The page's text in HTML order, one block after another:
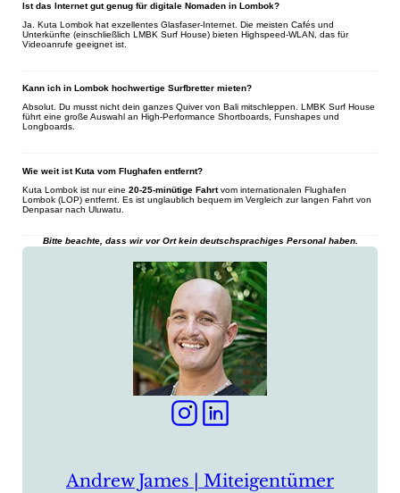
Ist das Internet gut genug für digitale Nomaden in Lombok?
Ja. Kuta Lombok hat exzellentes Glasfaser-Internet. Die meisten Cafés und
Unterkünfte (einschließlich LMBK Surf House) bieten Highspeed-WLAN, das für
Videoanrufe geeignet ist.
Kann ich in Lombok hochwertige Surfbretter mieten?
Absolut. Du musst nicht dein ganzes Quiver von Bali mitschleppen. LMBK Surf House
führt eine große Auswahl an High-Performance Shortboards, Funshapes und
Longboards.
Wie weit ist Kuta vom Flughafen entfernt?
Kuta Lombok ist nur eine20-25-minütige Fahrtvom internationalen Flughafen
Lombok (LOP) entfernt. Es ist unglaublich bequem im Vergleich zur langen Fahrt von
Denpasar nach Uluwatu.
Bitte beachte, dass wir vor Ort kein deutschsprachiges Personal haben.
Andrew James | Miteigentümer